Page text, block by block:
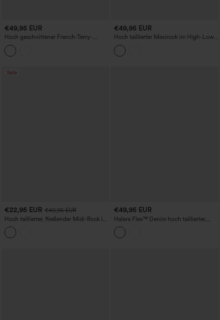
€49,95 EUR
Hoch geschnittener French-Terry-
Freizeitrock in Denim-Optik mit
Taschen
€49,95 EUR
Hoch taillierter Maxirock im High-Low-
Schnitt mit Volants und fließendem Fall
Sale
€22,95 EUR €40,95 EUR
Hoch taillierter, fließender Midi-Rock in
jeansähnlicher Optik, lässige A-Linie mit
Taschen
€49,95 EUR
Halara Flex™ Denim hoch taillierter,
mikrokurzer Casual-Skort mit Taschen